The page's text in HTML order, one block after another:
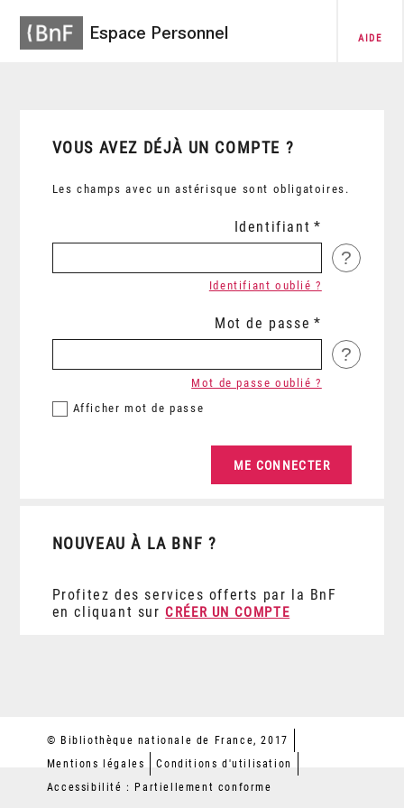
Espace Personnel AIDE
VOUS AVEZ DÉJÀ UN COMPTE ?
Les champs avec un astérisque sont obligatoires.
Identifiant
?
Identifiant oublié ?
Mot de passe
?
Afficher mot de passe
Mot de passe oublié ?
NOUVEAU À LA BNF ?
Profitez des services offerts par la BnF
en cliquant sur CRÉER UN COMPTE
© Bibliothèque nationale de France, 2017
Mentions légales
Conditions d'utilisation
Accessibilité : Partiellement conforme